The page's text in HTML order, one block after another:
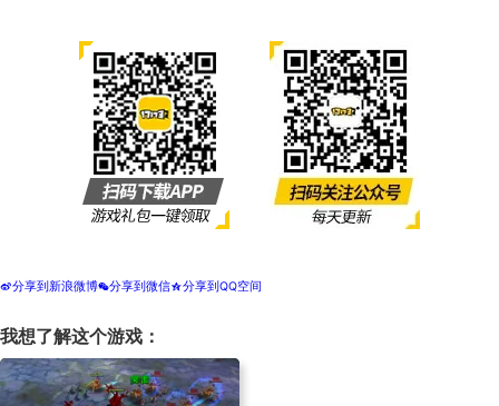
t分享到新浪微博w分享到微信z分享到QQ空间
我想了解这个游戏：